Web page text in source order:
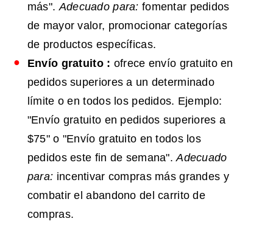
más".Adecuado para: fomentar pedidos
de mayor valor, promocionar categorías
de productos específicas.
Envío gratuito : ofrece envío gratuito en
pedidos superiores a un determinado
límite o en todos los pedidos. Ejemplo:
"Envío gratuito en pedidos superiores a
$75" o "Envío gratuito en todos los
pedidos este fin de semana".Adecuado
para: incentivar compras más grandes y
combatir el abandono del carrito de
compras.